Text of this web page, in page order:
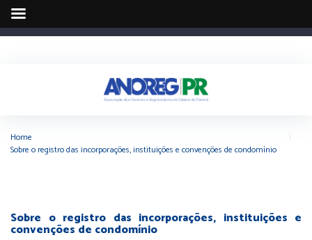
Home
Sobre o registro das incorporações, instituições e convenções de condomínio
Sobre o registro das incorporações, instituições e
convenções de condomínio